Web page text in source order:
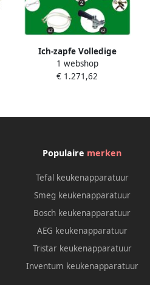
Ich-zapfe Volledige
ondertoog biertapinstallatie
AS-40 2-weg dompelkoeler
driehoek binnendraad en
1 webshop
€ 1.271,62
Populaire merken
Tefal keukenapparatuur
Smeg keukenapparatuur
Bosch keukenapparatuur
AEG keukenapparatuur
Tristar keukenapparatuur
Inventum keukenapparatuur